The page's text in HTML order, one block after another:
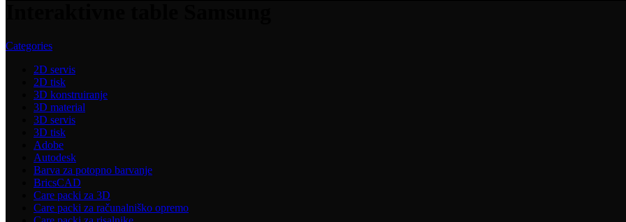
Categories
2D servis
2D tisk
3D konstruiranje
3D material
3D servis
3D tisk
Adobe
Autodesk
Barva za potopno barvanje
BricsCAD
Care packi za 3D
Care packi za računalniško opremo